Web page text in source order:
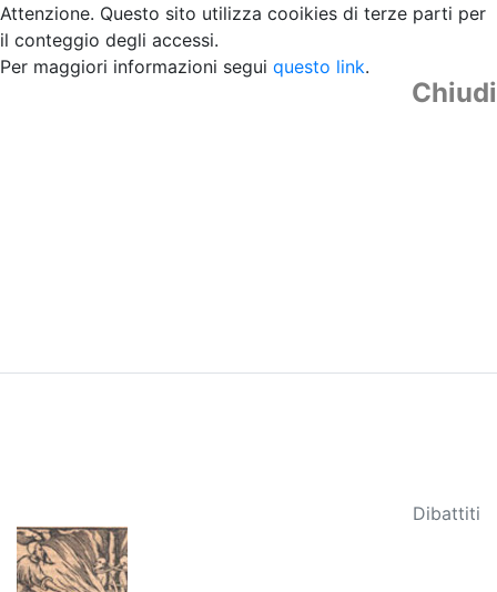
Attenzione. Questo sito utilizza cooikies di terze parti per
il conteggio degli accessi.
Per maggiori informazioni segui questo link.
Chiudi
Dibattiti